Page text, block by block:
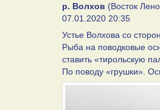
р. Волхов (Восток
07.01.2020 20:35
Устье Волхова со
Рыба на поводковые
ставить «тирольскую
По поводу «грушки».